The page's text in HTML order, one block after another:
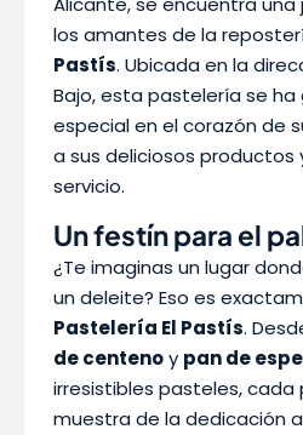
los amantes de la
Pastís. Ubicada en la
Bajo, esta pastelería se ha
especial en el corazón de
a sus deliciosos productos
servicio.
Un festín para el
¿Te imaginas un lugar
un deleite? Eso es
Pastelería El Pastís.
de centenoy pan de
irresistibles pasteles, cada
muestra de la dedicación